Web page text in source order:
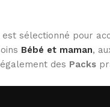
est sélectionné pour
Bébé et maman,
des Packs